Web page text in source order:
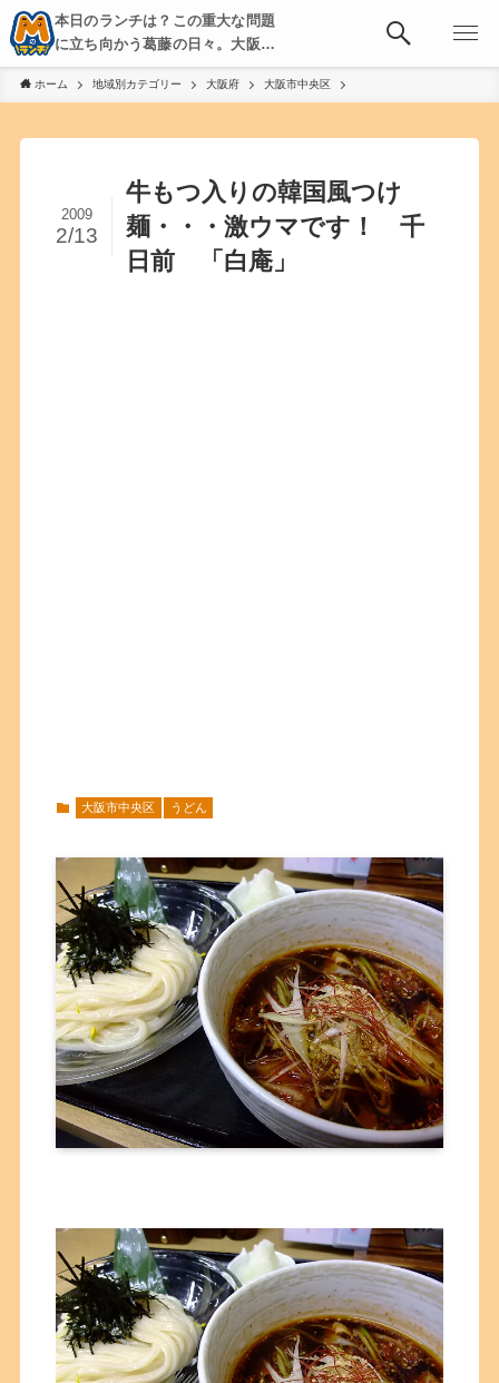
本日のランチは？この重大な問題
に立ち向かう葛藤の日々。大阪・
京都・神戸を中心とした食べ歩
き、飲み歩きを綴る。
ホーム 地域別カテゴリー 大阪府 大阪市中央区
牛もつ入りの韓国風つけ
麺・・・激ウマです！ 千
日前 「白庵」
2009
2/13
大阪市中央区 うどん